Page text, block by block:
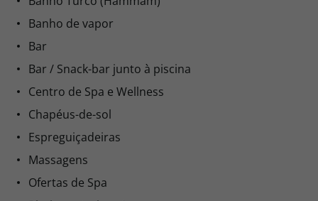
Banho Turco (Hammam)
Banho de vapor
Bar
Bar / Snack-bar junto à piscina
Centro de Spa e Wellness
Chapéus-de-sol
Espreguiçadeiras
Massagens